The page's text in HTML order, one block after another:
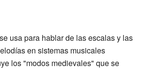
usa para hablar de las escalas y las
en sistemas musicales
los "modos medievales" que se